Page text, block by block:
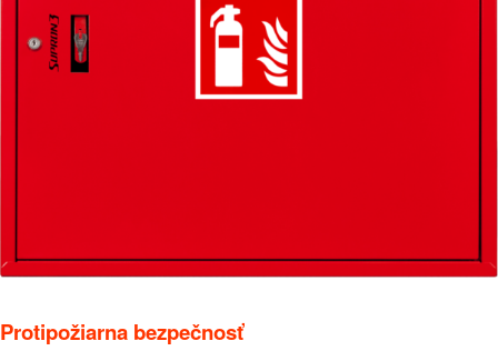
Protipožiarna bezpečnosť